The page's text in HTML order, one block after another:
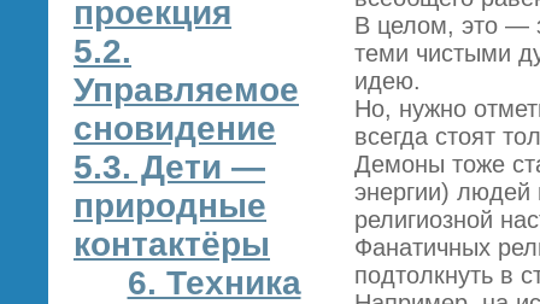
проекция
5.2.
Управляемое
сновидение
5.3. Дети —
природные
контактёры
6. Техника
В целом, это —
теми чистыми
идею.
Но, нужно
всегда стоят
Демоны тоже
энергии) людей
религиозной
Фанатичных
подтолкнуть в